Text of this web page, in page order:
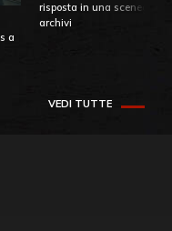
a
risposta in una
archivi
VEDI TUTTE